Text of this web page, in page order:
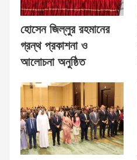
হোসেন জিল্লুর রহমানের
গ্রন্থ প্রকাশনা ও
আলোচনা অনুষ্ঠিত